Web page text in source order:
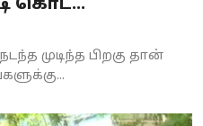
கொட...
முடிந்த பிறகு தான்